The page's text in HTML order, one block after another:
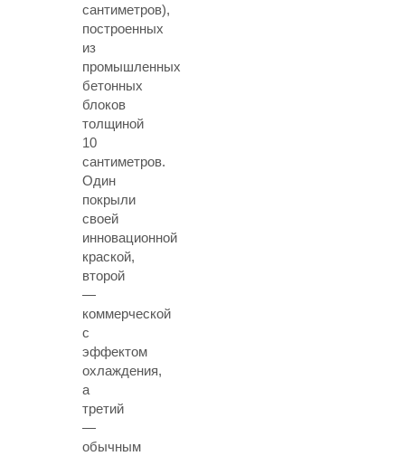
сантиметров),
построенных
из
промышленных
бетонных
блоков
толщиной
10
сантиметров.
Один
покрыли
своей
инновационной
краской,
второй
—
коммерческой
с
эффектом
охлаждения,
а
третий
—
обычным